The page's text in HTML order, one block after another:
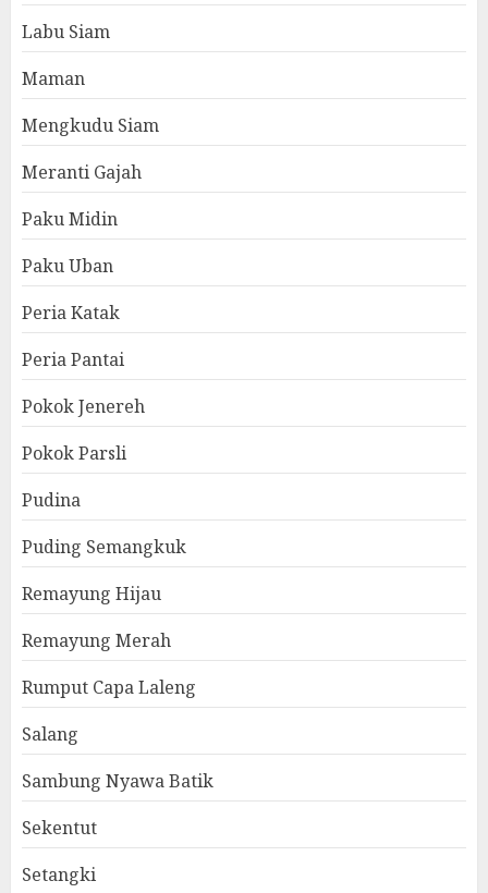
Labu Siam
Maman
Mengkudu Siam
Meranti Gajah
Paku Midin
Paku Uban
Peria Katak
Peria Pantai
Pokok Jenereh
Pokok Parsli
Pudina
Puding Semangkuk
Remayung Hijau
Remayung Merah
Rumput Capa Laleng
Salang
Sambung Nyawa Batik
Sekentut
Setangki